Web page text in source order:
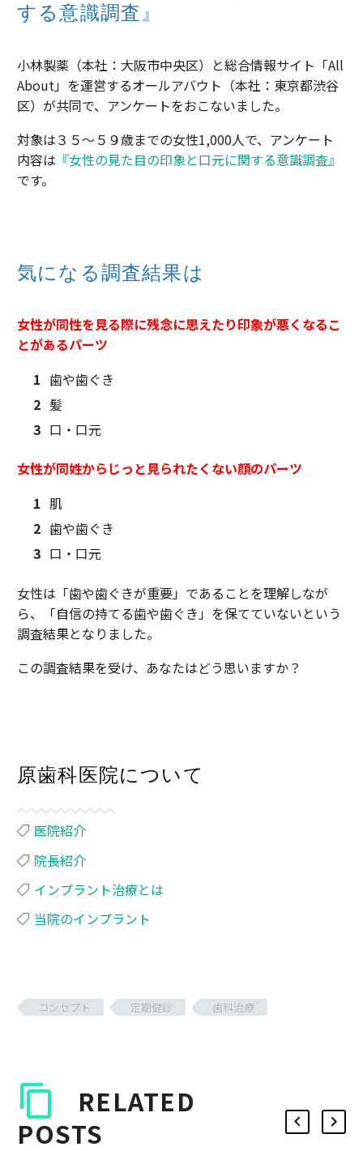
する意識調査』
小林製薬（本社：大阪市中央区）と総合情報サイト「All
About」を運営するオールアバウト（本社：東京都渋谷
区）が共同で、アンケートをおこないました。
対象は３５～５９歳までの女性1,000人で、アンケート
内容は 『女性の見た目の印象と口元に関する意識調査』
です。
気になる調査結果は
女性が同性を見る際に残念に思えたり印象が悪くなるこ
とがあるパーツ
歯や歯ぐき
髪
口・口元
女性が同姓からじっと見られたくない顔のパーツ
肌
歯や歯ぐき
口・口元
女性は「歯や歯ぐきが重要」であることを理解しなが
ら、「自信の持てる歯や歯ぐき」を保てていないという
調査結果となりました。
この調査結果を受け、あなたはどう思いますか？
原歯科医院について
医院紹介
院長紹介
インプラント治療とは
当院のインプラント
コンセプト 定期健診 歯科治療
RELATED
POSTS